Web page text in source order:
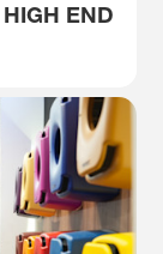
END